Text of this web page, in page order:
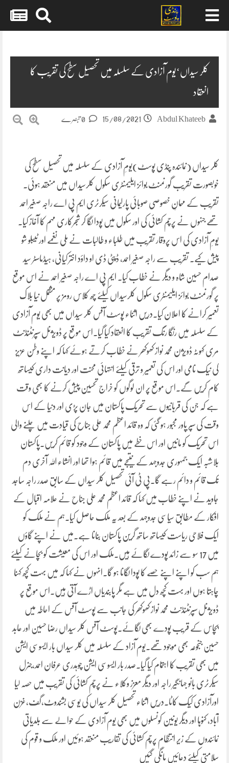
کلر سیداں‘یوم آزادی کے سلسلہ میں تحصیل سطح کی تقریب کا
انعقاد
Abdul Khateeb
15/08/2021
کلر سیداں (نمائندہ پنڈی پوسٹ)یومِ آزادی کے سلسلہ میں تحصیل سطح کی
خوبصورت تقریب گورنمنٹ بوائز ایلیمنٹری سکول کلرسیداں میں منعقد ہوئی۔
تقریب کے مہمانِ خصوصی صوبائی پارلیمانی سیکرٹری ایم پی اے راجہ صغیر احمد
تھے جنہوں نے پرچم کشائی کی اور سکول میں پودا لگا کر شجرکاری مہم کا آغاز کیا۔
یومِ آزادی کی اس پروقار تقریب میں طلباء و طالبات نے ملی نغمے اور ٹیبلو شو
پیش کیے۔ تقریب سے راجہ صغیر احمد، ڈپٹی ڈی او داؤد اختر کیانی، ہیڈماسٹر سید
صدام حسین شاہ و دیگر نے خطاب کیا۔ ایم پی اے راجہ صغیر احمد نے اس موقع
پر گورنمنٹ بوائز ایلیمنٹری سکول کلرسیداں کیلئے چھ کلاس رومز پر مشتمل نیا بلاک
تعمیر کرانے کا اعلان کیا۔دریں اثناء پوسٹ آفس کلر سیداں میں بھی یوم آزادی
کے سلسلہ میں رنگا رنگ تقریب کا انعقاد کیا گیا۔اس موقع پر ڈویژنل سپرنٹنڈنٹ
مری کہوٹہ ڈویژن محمد نواز کھوکھر نے خطاب کرتے ہوئے کہا کہ اپنے وطن عزیز
کی نیک نامی اور اس کی تعمیر و ترقی کیلئے انتہائی محنت اور دیانت داری کیساتھ
کام کریں گے۔اس موقع پر ان لوگوں کو خراج تحسین پیش کرنے کا بھی وقت
ہے کہ جن کی قربانیوں سے تحریک پاکستان میں جان پڑی اور دنیا کے اس
وقت کی سپر پاور مجبور ہو گئی کہ وہ قائد اعظم محمد علی جناح کی قیادت میں چلنے والی
اس تحریک کو مانیں اور اس خطے میں پاکستان کے وجود کو قائم کریں۔پاکستان
بلاشبہ ایک جمہوری جدوجہد کے نتیجے میں قائم ہوا تھا اور انشاء اللہ آخری دم
تک قائم و دائم رہے گا۔پی ٹی آئی تحصیل کلر سیداں کے سابق صدر راجہ ساجد
جاوید نے اپنے خطاب میں کہا کہ قائد اعظم محمد علی جناح نے علامہ اقبال کے
افکار کے مطابق سیاسی جدوجہد کے بعد یہ ملک حاصل کیا۔ہم نے ملک کو
ایک فلاحی ریاست کیساتھ ساتھ گرین پاکستان بنانا ہے۔میں نے اپنے گاؤں
میں 17 سو سے زائد پودے لگائے ہیں۔ملک اور اس کی معیشت کو بچانے کیلئے
ہم سب کو اپنے اپنے حصے کا پودا لگانا ہو گا۔انہوں نے کہا کہ میں بہت کچھ کہنا
چاہتا ہوں اور بہت کچھ دل میں ہے مگر پابندیاں اڑے آتی ہیں۔اس موقع پر
ڈویژنل سپرنٹنڈنٹ محمد نواز کھوکھر کی جانب سے پوسٹ آفس کے احاطہ میں
پچاس کے قریب پودے بھی لگائے۔پوسٹ آفس کلر سیداں رضا حسین اور عابد
حسین جنجوعہ بھی موجود تھے۔یوم آزاد کے سلسلہ میں کلر سیداں بار ایسوسی ایشن
میں بھی تقریب کا اہتمام کیا گیا۔صدر بار ایسوسی ایشن چوہدری عرفان احمد،جنرل
سیکرٹری بانو جہانگیر راجہ اور دیگر معزز وکلاء نے پرچم کشائی کی تقریب میں حصہ لیا
اورآزادی کیک کاٹا۔دریں اثناء تحصیل کلر سیداں کی یوسی بشندوٹ،گف،غزن
آباد، کنوہا اور دیگر یونین کونسلوں میں بھی یوم آزادی کے حوالے سے بلدیاتی
نمائندوں کے زیر انتظام پرچم کشائی کی تقاریب منعقد ہوئیں اور ملک و قوم کی
سلامتی کیلئے دعائیں مانگی گئیں